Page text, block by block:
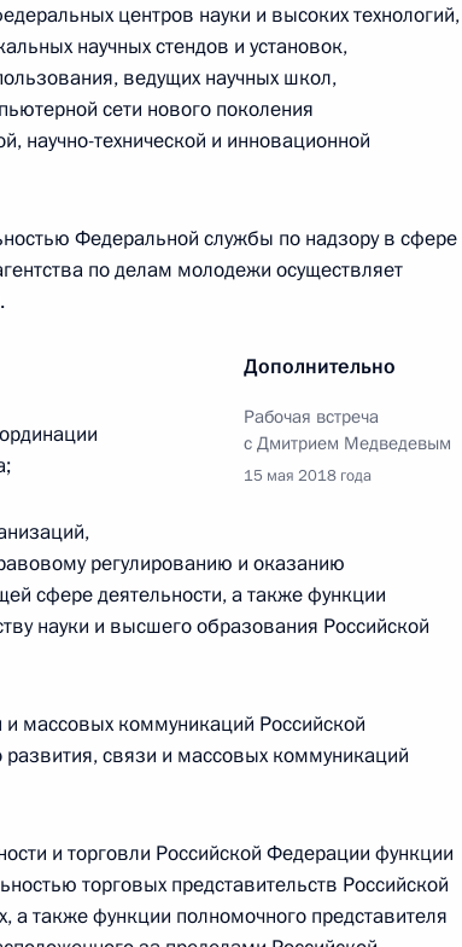
Сергеем Чемезовым
и предприятий ОПК 3 3м
Турции Реджепом Тайипом
и предприятий ОПК 5
центров науки и высоких технологий,
научных стендов и установок,
ведущих научных школ,
сети нового поколения
научно-технической и инновационной
Федеральной службы по надзору в сфере
по делам молодежи осуществляет
Дополнительно
Рабочая встреча
с Дмитрием Медведевым
15 мая 2018 года
регулированию и оказанию
сфере деятельности, а также функции
науки и высшего образования Российской
массовых коммуникаций Российской
связи и массовых коммуникаций
и торговли Российской Федерации функции
торговых представительств Российской
а также функции полномочного представителя